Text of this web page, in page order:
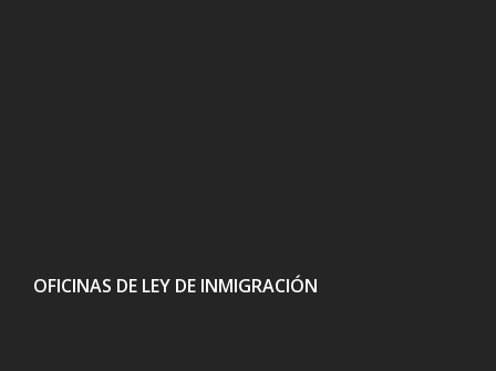
OFICINAS DE LEY DE INMIGRACIÓN